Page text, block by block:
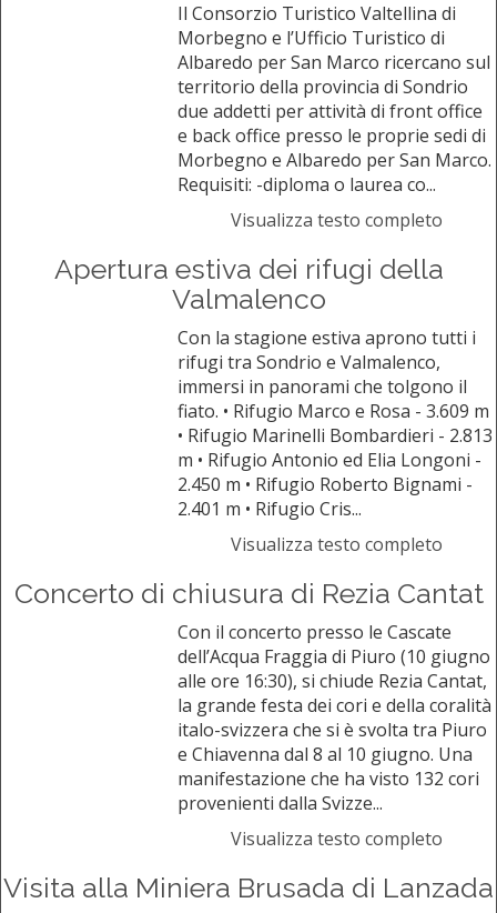
Il Consorzio Turistico Valtellina di
Morbegno e l’Ufficio Turistico di
Albaredo per San Marco ricercano sul
territorio della provincia di Sondrio
due addetti per attività di front office
e back office presso le proprie sedi di
Morbegno e Albaredo per San Marco.
Requisiti: -diploma o laurea co...
Visualizza testo completo
Apertura estiva dei rifugi della
Valmalenco
Con la stagione estiva aprono tutti i
rifugi tra Sondrio e Valmalenco,
immersi in panorami che tolgono il
fiato. • Rifugio Marco e Rosa - 3.609 m
• Rifugio Marinelli Bombardieri - 2.813
m • Rifugio Antonio ed Elia Longoni -
2.450 m • Rifugio Roberto Bignami -
2.401 m • Rifugio Cris...
Visualizza testo completo
Concerto di chiusura di Rezia Cantat
Con il concerto presso le Cascate
dell’Acqua Fraggia di Piuro (10 giugno
alle ore 16:30), si chiude Rezia Cantat,
la grande festa dei cori e della coralità
italo-svizzera che si è svolta tra Piuro
e Chiavenna dal 8 al 10 giugno. Una
manifestazione che ha visto 132 cori
provenienti dalla Svizze...
Visualizza testo completo
Visita alla Miniera Brusada di Lanzada